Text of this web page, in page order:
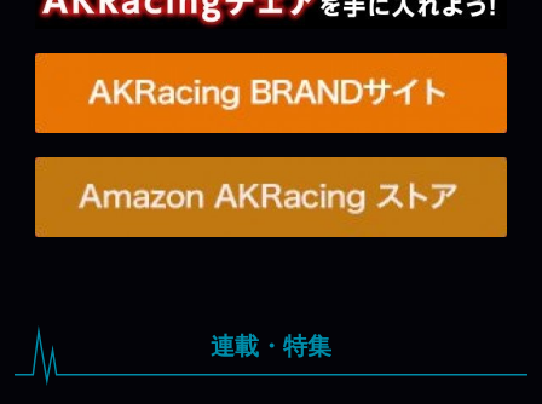
連載・特集